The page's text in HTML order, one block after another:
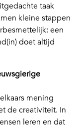
taak
kleine stappen
een
doet altijd
mening
de creativiteit. In
leren en dat